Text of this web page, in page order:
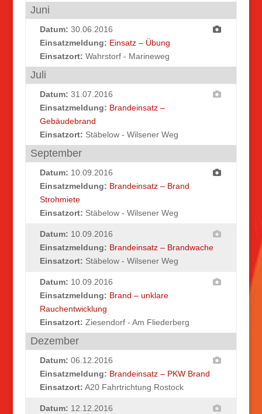
Juni
Datum: 30.06.2016
Einsatzmeldung: Einsatz – Übung
Einsatzort: Wahrstorf - Marineweg
Juli
Datum: 31.07.2016
Einsatzmeldung: Brandeinsatz –
Gebäudebrand
Einsatzort: Stäbelow - Wilsener Weg
September
Datum: 10.09.2016
Einsatzmeldung: Brandeinsatz – Brand
Strohmiete
Einsatzort: Stäbelow - Wilsener Weg
Datum: 10.09.2016
Einsatzmeldung: Brandeinsatz – Brandwache
Einsatzort: Stäbelow - Wilsener Weg
Datum: 10.09.2016
Einsatzmeldung: Brand – unklare
Rauchentwicklung
Einsatzort: Ziesendorf - Am Fliederberg
Dezember
Datum: 06.12.2016
Einsatzmeldung: Brandeinsatz – PKW Brand
Einsatzort: A20 Fahrtrichtung Rostock
Datum: 12.12.2016